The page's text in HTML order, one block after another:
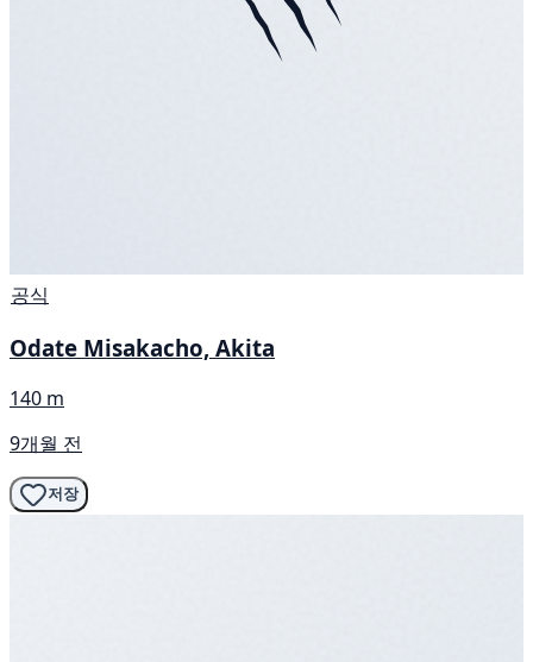
공식
Odate Misakacho, Akita
140 m
9개월 전
저장